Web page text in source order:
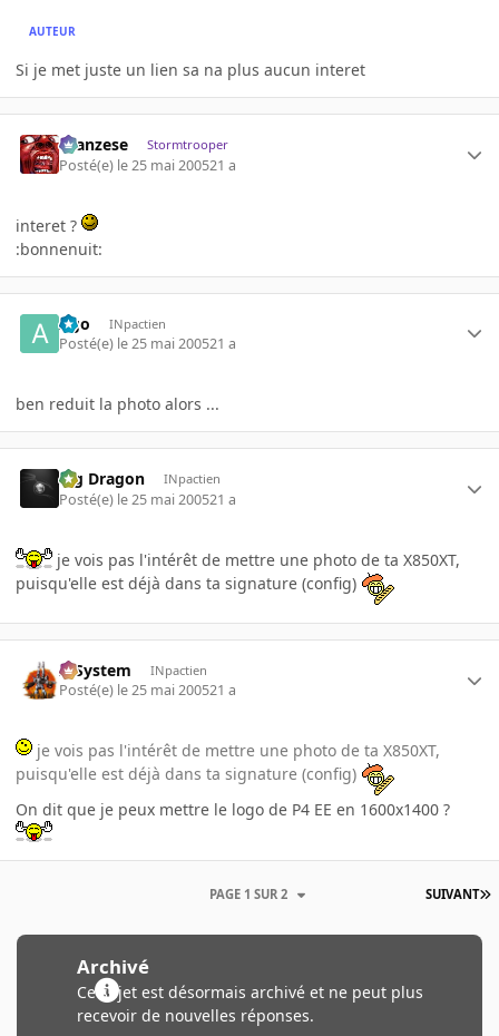
AUTEUR
Si je met juste un lien sa na plus aucun interet
ilcanzese Stormtrooper
Posté(e) le 25 mai 200521 a
interet ?
:bonnenuit:
Ago INpactien
Posté(e) le 25 mai 200521 a
ben reduit la photo alors ...
Big Dragon INpactien
Posté(e) le 25 mai 200521 a
je vois pas l'intérêt de mettre une photo de ta X850XT,
puisqu'elle est déjà dans ta signature (config)
X-System INpactien
Posté(e) le 25 mai 200521 a
je vois pas l'intérêt de mettre une photo de ta X850XT,
puisqu'elle est déjà dans ta signature (config)
On dit que je peux mettre le logo de P4 EE en 1600x1400 ?
SUIVANT
PAGE 1 SUR 2
Archivé
Ce sujet est désormais archivé et ne peut plus
recevoir de nouvelles réponses.